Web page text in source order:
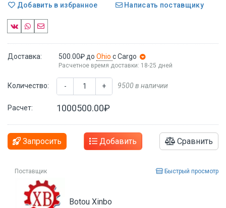
Добавить в избранное
Написать поставщику
Доставка: 500.00₽ до Ohio с Cargo
Расчетное время доставки: 18-25 дней
Количество: - + 9500 в наличии
Расчет: 1000500.00₽
Запросить Добавить Сравнить
Поставщик Быстрый просмотр
Botou Xinbo